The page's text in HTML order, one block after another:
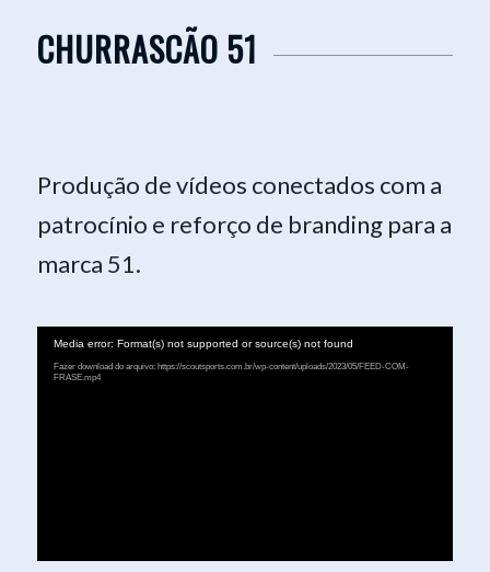
CHURRASCÃO 51
Produção de vídeos conectados com a
patrocínio e reforço de branding para a
marca 51.
Media error: Format(s) not supported or source(s) not found
Fazer download do arquivo: https://scoutsports.com.br/wp-content/uploads/2023/05/FEED-COM-
FRASE.mp4